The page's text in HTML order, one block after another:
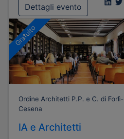
Dettagli evento
Gratuito
Ordine Architetti P.P. e C. di Forlì-
Cesena
IA e Architetti